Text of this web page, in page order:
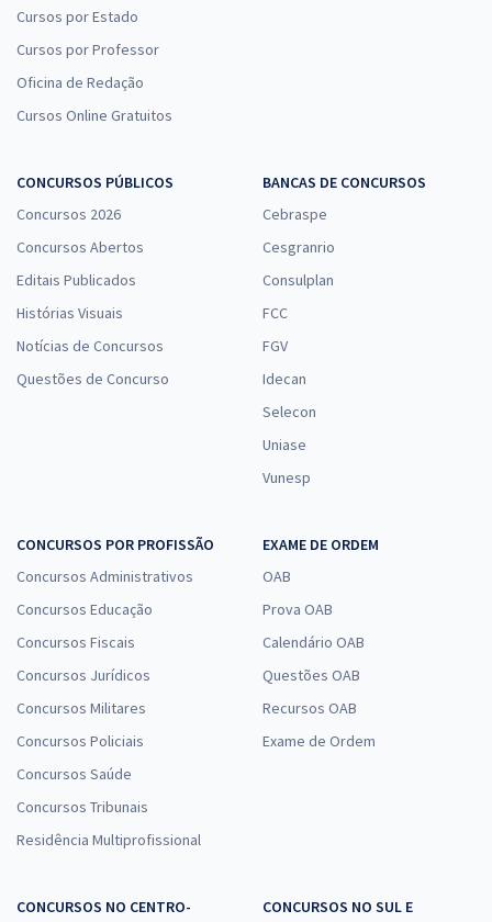
Cursos por Estado
Cursos por Professor
Oficina de Redação
Cursos Online Gratuitos
CONCURSOS PÚBLICOS
Concursos 2026
Concursos Abertos
Editais Publicados
Histórias Visuais
Notícias de Concursos
Questões de Concurso
BANCAS DE CONCURSOS
Cebraspe
Cesgranrio
Consulplan
FCC
FGV
Idecan
Selecon
Uniase
Vunesp
CONCURSOS POR PROFISSÃO
Concursos Administrativos
Concursos Educação
Concursos Fiscais
Concursos Jurídicos
Concursos Militares
Concursos Policiais
Concursos Saúde
Concursos Tribunais
Residência Multiprofissional
EXAME DE ORDEM
OAB
Prova OAB
Calendário OAB
Questões OAB
Recursos OAB
Exame de Ordem
CONCURSOS NO CENTRO-
CONCURSOS NO SUL E